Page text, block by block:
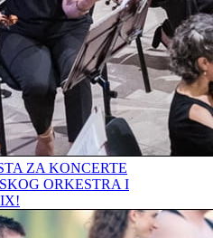
ZA KONCERTE
ORKESTRA I